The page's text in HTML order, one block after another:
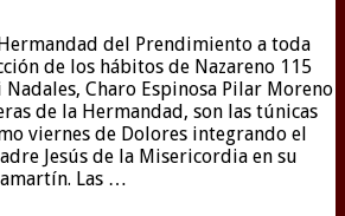
del Prendimiento a toda
de los hábitos de Nazareno 115
Nadales, Charo Espinosa Pilar Moreno
de la Hermandad, son las túnicas
viernes de Dolores integrando el
Jesús de la Misericordia en su
Las …